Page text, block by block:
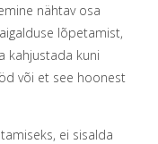
nähtav osa
lõpetamist,
kahjustada kuni
või et see hoonest
ei sisalda